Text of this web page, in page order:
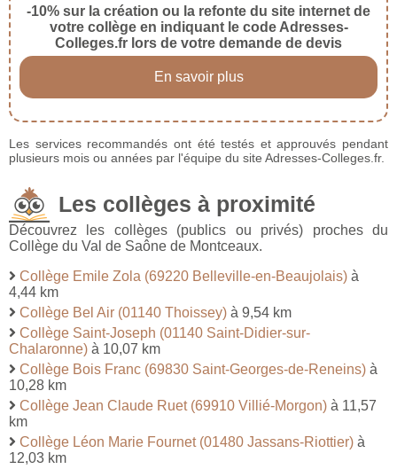
-10% sur la création ou la refonte du site internet de
votre collège en indiquant le code Adresses-
Colleges.fr lors de votre demande de devis
En savoir plus
Les services recommandés ont été testés et approuvés pendant
plusieurs mois ou années par l'équipe du site Adresses-Colleges.fr.
Les collèges à proximité
Découvrez les collèges (publics ou privés) proches du
Collège du Val de Saône de Montceaux.
Collège Emile Zola (69220 Belleville-en-Beaujolais) à
4,44 km
Collège Bel Air (01140 Thoissey) à 9,54 km
Collège Saint-Joseph (01140 Saint-Didier-sur-
Chalaronne) à 10,07 km
Collège Bois Franc (69830 Saint-Georges-de-Reneins) à
10,28 km
Collège Jean Claude Ruet (69910 Villié-Morgon) à 11,57
km
Collège Léon Marie Fournet (01480 Jassans-Riottier) à
12,03 km